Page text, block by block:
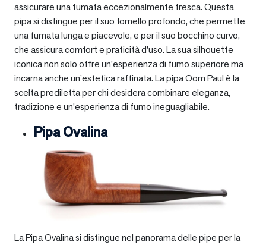
assicurare una fumata eccezionalmente fresca. Questa
pipa si distingue per il suo fornello profondo, che permette
una fumata lunga e piacevole, e per il suo bocchino curvo,
che assicura comfort e praticità d’uso. La sua silhouette
iconica non solo offre un’esperienza di fumo superiore ma
incarna anche un’estetica raffinata. La pipa Oom Paul è la
scelta prediletta per chi desidera combinare eleganza,
tradizione e un’esperienza di fumo ineguagliabile.
Pipa Ovalina
La Pipa Ovalina si distingue nel panorama delle pipe per la